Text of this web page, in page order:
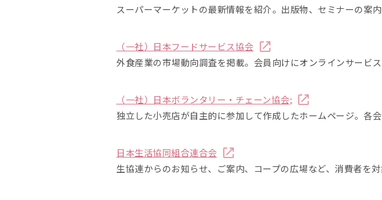
スーパーマーケットの最新情報を紹介。出版物、セミナーの案
（一社）日本フードサービス協会
外食産業の市場動向調査を掲載。会員向けにオンラインサービ
（一社）日本ボランタリー・チェーン協会;
独立した小売店が自主的に参加して作成したホームページ。各
日本生活協同組合連合会
生協連からのお知らせ、ご案内、コープの広場など、消費者を